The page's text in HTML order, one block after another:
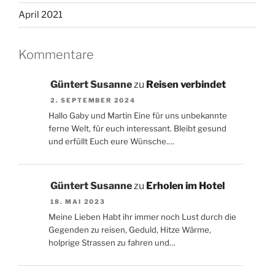
April 2021
Kommentare
Güntert Susannezu Reisen verbindet
2. SEPTEMBER 2024
Hallo Gaby und Martin Eine für uns unbekannte
ferne Welt, für euch interessant. Bleibt gesund
und erfüllt Euch eure Wünsche.…
Güntert Susannezu Erholen im Hotel
18. MAI 2023
Meine Lieben Habt ihr immer noch Lust durch die
Gegenden zu reisen, Geduld, Hitze Wärme,
holprige Strassen zu fahren und…